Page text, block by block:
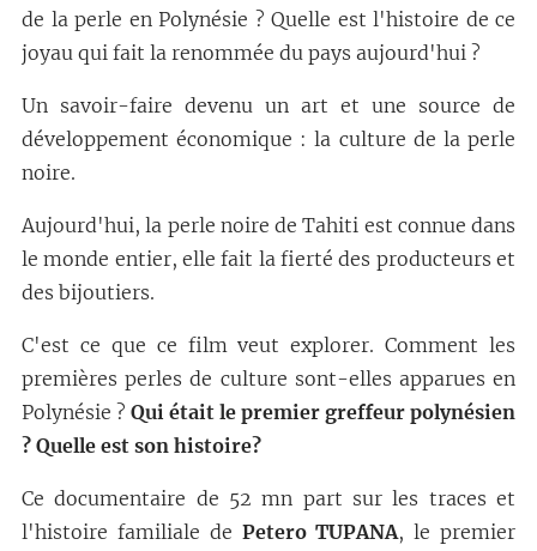
de la perle en Polynésie ? Quelle est l'histoire de ce
joyau qui fait la renommée du pays aujourd'hui ?
Un savoir-faire devenu un art et une source de
développement économique : la culture de la perle
noire.
Aujourd'hui, la perle noire de Tahiti est connue dans
le monde entier, elle fait la fierté des producteurs et
des bijoutiers.
C'est ce que ce film veut explorer. Comment les
premières perles de culture sont-elles apparues en
Polynésie ? Qui était le premier greffeur polynésien
? Quelle est son histoire?
Ce documentaire de 52 mn part sur les traces et
l'histoire familiale de Petero TUPANA, le premier